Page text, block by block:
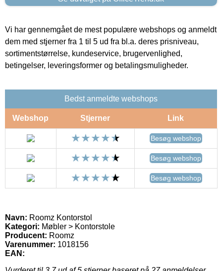
Vi har gennemgået de mest populære webshops og anmeldt
dem med stjerner fra 1 til 5 ud fra bl.a. deres prisniveau,
sortimentstørrelse, kundeservice, brugervenlighed,
betingelser, leveringsformer og betalingsmuligheder.
Bedst anmeldte webshops
Webshop Stjerner Link
Besøg webshop
Besøg webshop
Besøg webshop
Navn: Roomz Kontorstol
Kategori: Møbler > Kontorstole
Producent: Roomz
Varenummer: 1018156
EAN: